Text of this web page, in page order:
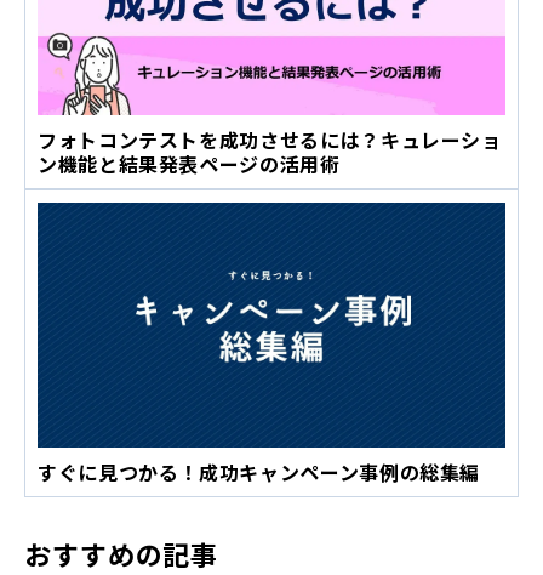
フォトコンテストを成功させるには？キュレーショ
ン機能と結果発表ページの活用術
すぐに見つかる！成功キャンペーン事例の総集編
おすすめの記事